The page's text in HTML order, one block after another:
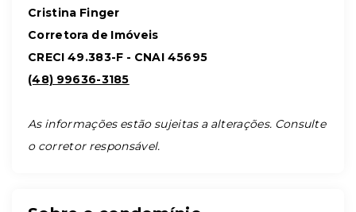
Cristina Finger
Corretora de Imóveis
CRECI 49.383-F - CNAI 45695
(48) 99636-3185
As informações estão sujeitas a alterações. Consulte
o corretor responsável.